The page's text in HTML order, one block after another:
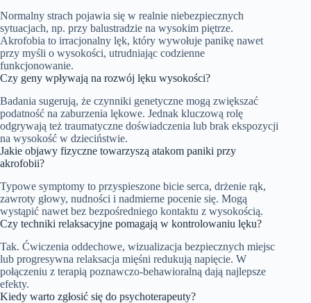
Normalny strach pojawia się w realnie niebezpiecznych
sytuacjach, np. przy balustradzie na wysokim piętrze.
Akrofobia to irracjonalny lęk, który wywołuje panikę nawet
przy myśli o wysokości, utrudniając codzienne
funkcjonowanie.
Czy geny wpływają na rozwój lęku wysokości?
Badania sugerują, że czynniki genetyczne mogą zwiększać
podatność na zaburzenia lękowe. Jednak kluczową rolę
odgrywają też traumatyczne doświadczenia lub brak ekspozycji
na wysokość w dzieciństwie.
Jakie objawy fizyczne towarzyszą atakom paniki przy
akrofobii?
Typowe symptomy to przyspieszone bicie serca, drżenie rąk,
zawroty głowy, nudności i nadmierne pocenie się. Mogą
wystąpić nawet bez bezpośredniego kontaktu z wysokością.
Czy techniki relaksacyjne pomagają w kontrolowaniu lęku?
Tak. Ćwiczenia oddechowe, wizualizacja bezpiecznych miejsc
lub progresywna relaksacja mięśni redukują napięcie. W
połączeniu z terapią poznawczo-behawioralną dają najlepsze
efekty.
Kiedy warto zgłosić się do psychoterapeuty?